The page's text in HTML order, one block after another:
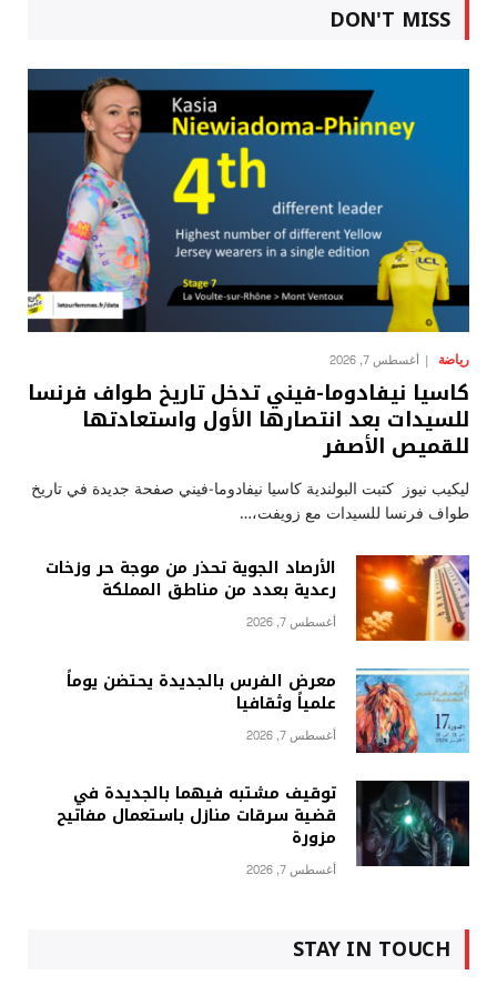
DON'T MISS
رياضة أغسطس 7, 2026
كاسيا نيفادوما-فيني تدخل تاريخ طواف فرنسا
للسيدات بعد انتصارها الأول واستعادتها
للقميص الأصفر
ليكيب نيوز كتبت البولندية كاسيا نيفادوما-فيني صفحة جديدة في تاريخ
طواف فرنسا للسيدات مع زويفت،…
الأرصاد الجوية تحذر من موجة حر وزخات
رعدية بعدد من مناطق المملكة
أغسطس 7, 2026
معرض الفرس بالجديدة يحتضن يوماً
علمياً وثقافيا
أغسطس 7, 2026
توقيف مشتبه فيهما بالجديدة في
قضية سرقات منازل باستعمال مفاتيح
مزورة
أغسطس 7, 2026
STAY IN TOUCH